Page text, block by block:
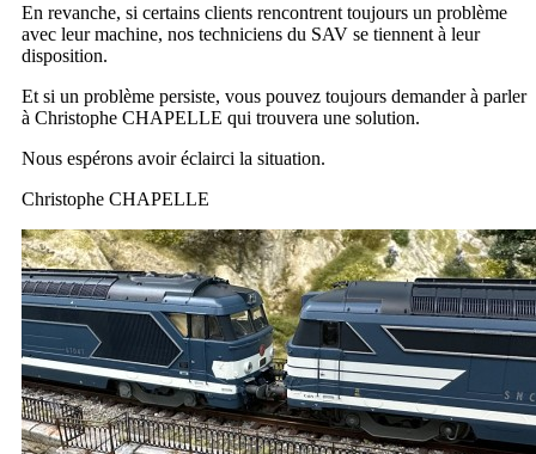
En revanche, si certains clients rencontrent toujours un problème
avec leur machine, nos techniciens du SAV se tiennent à leur
disposition.
Et si un problème persiste, vous pouvez toujours demander à parler
à Christophe CHAPELLE qui trouvera une solution.
Nous espérons avoir éclairci la situation.
Christophe CHAPELLE